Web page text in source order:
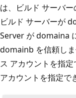
は、ビルド サーバー
ビルド サーバーが
Server が domaina
domainb を信頼し
ス アカウントを指
アカウントを指定で